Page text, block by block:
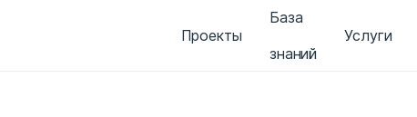
Проекты
База
знаний
Услуги